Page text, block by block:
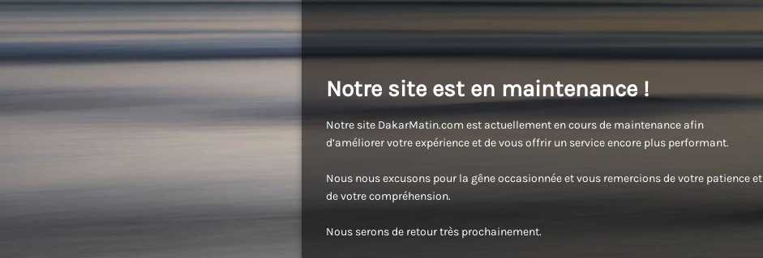
Notre site est en maintenance !
Notre site DakarMatin.com est actuellement en cours de maintenance afin
d’améliorer votre expérience et de vous offrir un service encore plus performant.
Nous nous excusons pour la gêne occasionnée et vous remercions de votre patience et
de votre compréhension.
Nous serons de retour très prochainement.